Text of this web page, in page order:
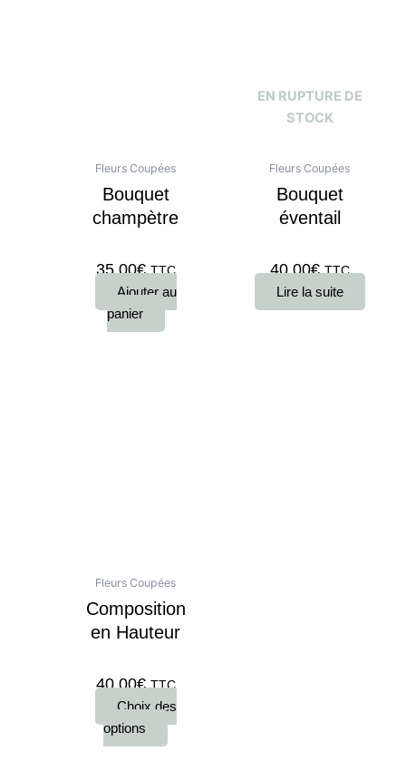
Fleurs Coupées
Bouquet
champètre
35,00€ TTC
Ajouter au
panier
EN RUPTURE DE
STOCK
Fleurs Coupées
Bouquet
éventail
40,00€ TTC
Lire la suite
Fleurs Coupées
Composition
en Hauteur
40,00€ TTC
Choix des
options
être
choisies
sur
page
du
produit